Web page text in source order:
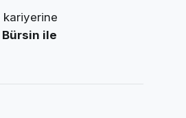
kariyerine
Bürsin ile